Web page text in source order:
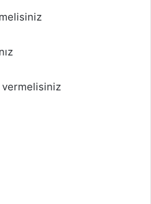
vermelisiniz